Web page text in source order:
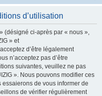
d’utilisation
(désigné ci-après par « nous »,
» et
d’être légalement
n’acceptez pas d’être
suivantes, veuillez ne pas
». Nous pouvons modifier ces
essaierons de vous informer de
de vérifier régulièrement